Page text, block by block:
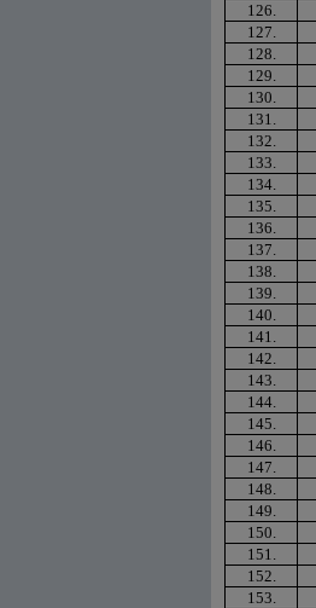
126.
127.
128.
129.
130.
131.
132.
133.
134.
135.
136.
137.
138.
139.
140.
141.
142.
143.
144.
145.
146.
147.
148.
149.
150.
151.
152.
153.